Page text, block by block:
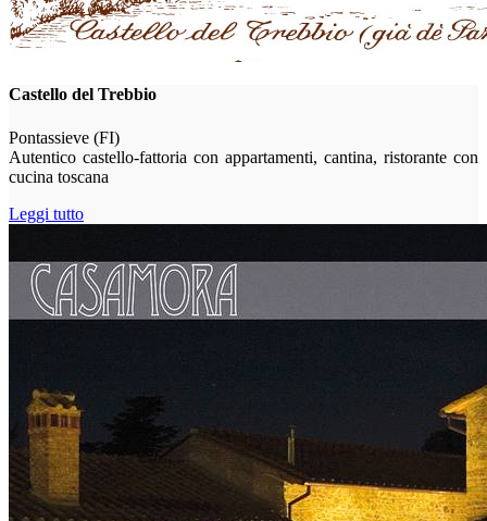
Castello del Trebbio
Pontassieve (FI)
Autentico castello-fattoria con appartamenti, cantina, ristorante con
cucina toscana
Leggi tutto